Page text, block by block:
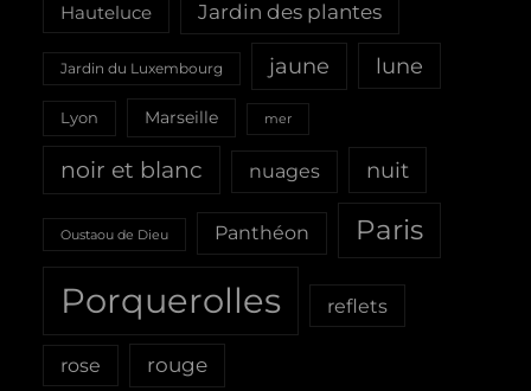
Hauteluce Jardin des plantes
Jardin du Luxembourg jaune lune
Lyon Marseille mer
noir et blanc nuages nuit
Oustaou de Dieu Panthéon Paris
Porquerolles reflets
rose rouge